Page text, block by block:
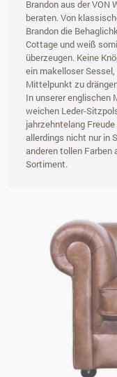
Brandon aus der VON
beraten. Von
Brandon die
Cottage und weiß
überzeugen. Keine
ein makelloser
Mittelpunkt zu
In unserer englischen
weichen Leder-
jahrzehntelang
allerdings nicht nur in
anderen tollen Farben
Sortiment.